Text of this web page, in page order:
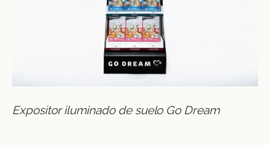
Expositor iluminado de suelo Go Dream